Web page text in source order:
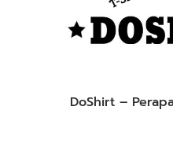
DoShirt –